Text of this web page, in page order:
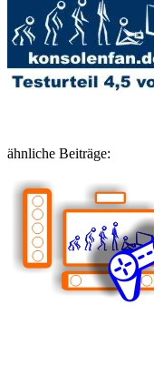
ähnliche Beiträge: